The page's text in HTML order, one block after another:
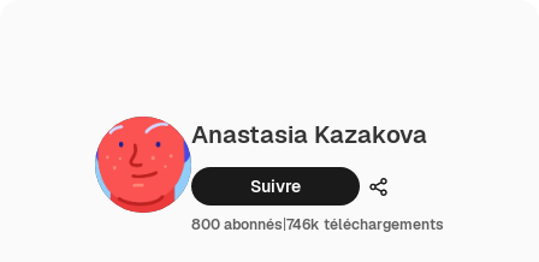
Anastasia Kazakova
Suivre Partager
800 abonnés|746k téléchargements